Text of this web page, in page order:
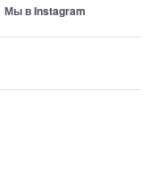
Мы в Instagram